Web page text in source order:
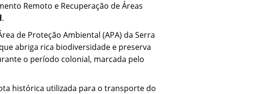
Remoto e Recuperação de Áreas
.
de Proteção Ambiental (APA) da Serra
abriga rica biodiversidade e preserva
o período colonial, marcada pelo
histórica utilizada para o transporte do